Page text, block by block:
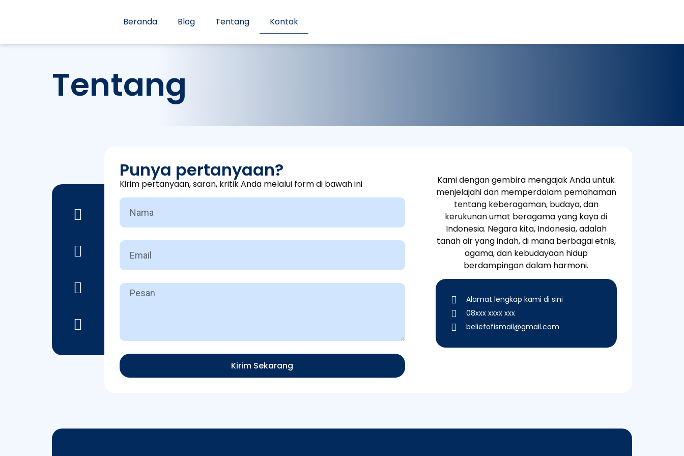
Beranda Blog Tentang Kontak
Tentang
Punya pertanyaan?
Kirim pertanyaan, saran, kritik Anda melalui form di bawah ini
Kirim Sekarang
Kami dengan gembira mengajak Anda untuk
menjelajahi dan memperdalam pemahaman
tentang keberagaman, budaya, dan
kerukunan umat beragama yang kaya di
Indonesia. Negara kita, Indonesia, adalah
tanah air yang indah, di mana berbagai etnis,
agama, dan kebudayaan hidup
berdampingan dalam harmoni.
Alamat lengkap kami di sini
08xxx xxxx xxx
beliefofismail@gmail.com